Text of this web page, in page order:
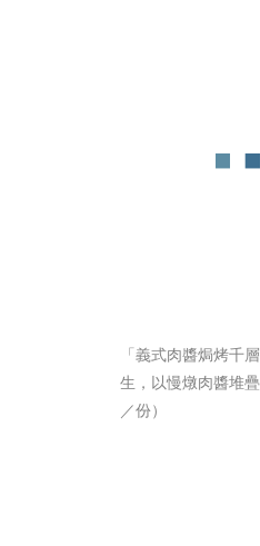
「義式肉醬焗烤千
生，以慢燉肉醬堆
／份）